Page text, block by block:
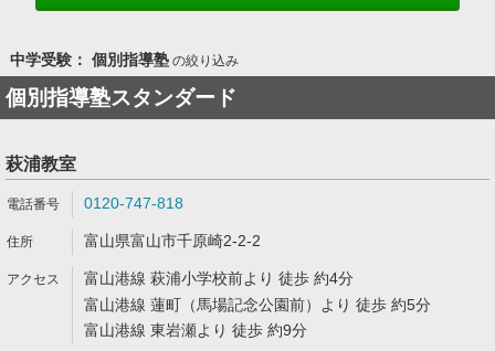
中学受験： 個別指導塾の絞り込み
個別指導塾スタンダード
萩浦教室
0120-747-818
富山県富山市千原崎2-2-2
富山港線 萩浦小学校前より 徒歩 約4分
富山港線 蓮町（馬場記念公園前）より 徒歩 約5分
富山港線 東岩瀬より 徒歩 約9分